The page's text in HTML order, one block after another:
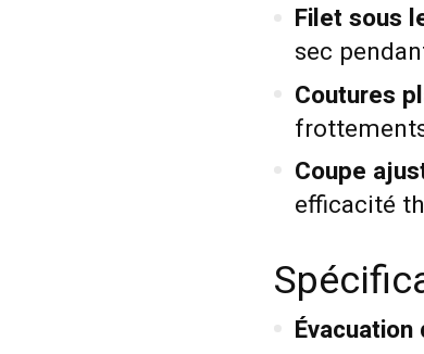
Filet sous
sec
Coutures
Coupe
efficacité
Évacuation